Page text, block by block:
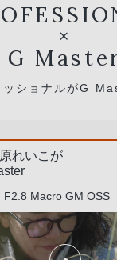
×
G
ッショナルがG
れいこが
F2.8 Macro GM OSS